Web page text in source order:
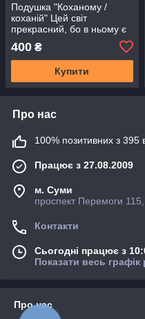
Подушка "Коханому /
коханій" Цей світ
прекрасний, бо в ньому є
400 ₴
Купити
Про нас
100% позитивних з 395
Працює з 27.08.2009
м. Суми
проспект Перемоги
Контакти
Сьогодні працює з
Показати весь графік
Про нас